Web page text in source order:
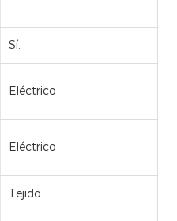
Sí.
Eléctrico
Eléctrico
Tejido